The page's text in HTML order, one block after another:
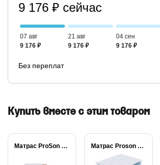
9 176 ₽ сейчас
07 авг
9 176 ₽
21 авг
9 176 ₽
04 сен
9 176 ₽
Без переплат
Купить вместе с этим товаром
Матрас ProSon Lux... Матрас Proson Sova...